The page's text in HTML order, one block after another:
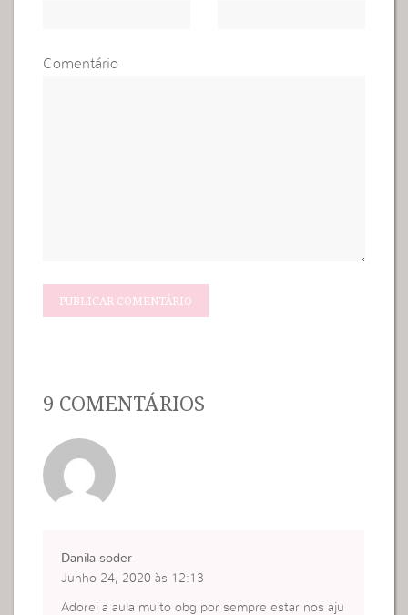
Comentário
9 COMENTÁRIOS
Danila soder
Junho 24, 2020 às 12:13
Adorei a aula muito obg por sempre estar nos aju